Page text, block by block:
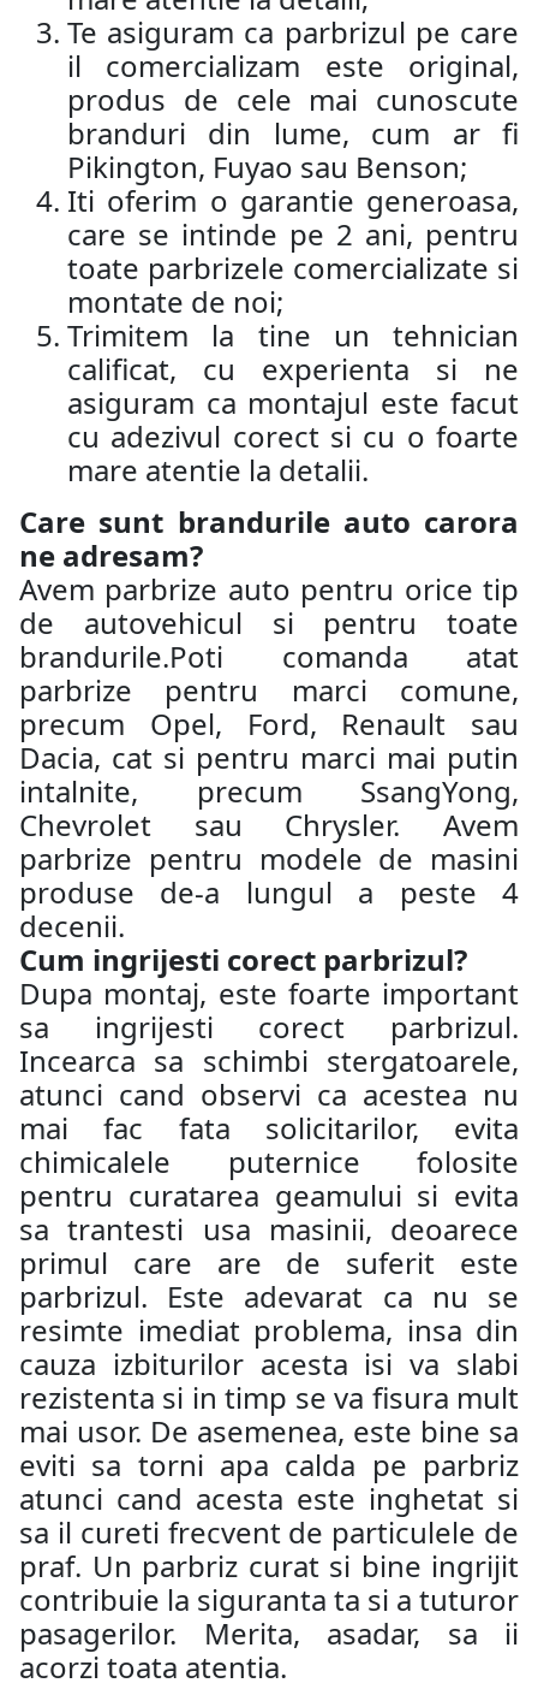
Te asiguram ca parbrizul pe care
il comercializam este original,
produs de cele mai cunoscute
branduri din lume, cum ar fi
Pikington, Fuyao sau Benson;
Iti oferim o garantie generoasa,
care se intinde pe 2 ani, pentru
toate parbrizele comercializate si
montate de noi;
Trimitem la tine un tehnician
calificat, cu experienta si ne
asiguram ca montajul este facut
cu adezivul corect si cu o foarte
mare atentie la detalii.
Care sunt brandurile auto carora
ne adresam?
Avem parbrize auto pentru orice tip
de autovehicul si pentru toate
brandurile.Poti comanda atat
parbrize pentru marci comune,
precum Opel, Ford, Renault sau
Dacia, cat si pentru marci mai putin
intalnite, precum SsangYong,
Chevrolet sau Chrysler. Avem
parbrize pentru modele de masini
produse de-a lungul a peste 4
decenii.
Cum ingrijesti corect parbrizul?
Dupa montaj, este foarte important
sa ingrijesti corect parbrizul.
Incearca sa schimbi stergatoarele,
atunci cand observi ca acestea nu
mai fac fata solicitarilor, evita
chimicalele puternice folosite
pentru curatarea geamului si evita
sa trantesti usa masinii, deoarece
primul care are de suferit este
parbrizul. Este adevarat ca nu se
resimte imediat problema, insa din
cauza izbiturilor acesta isi va slabi
rezistenta si in timp se va fisura mult
mai usor. De asemenea, este bine sa
eviti sa torni apa calda pe parbriz
atunci cand acesta este inghetat si
sa il cureti frecvent de particulele de
praf. Un parbriz curat si bine ingrijit
contribuie la siguranta ta si a tuturor
pasagerilor. Merita, asadar, sa ii
acorzi toata atentia.